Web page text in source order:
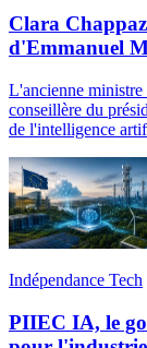
Clara
d'Emmanuel
L'ancienne
conseillère du
de l'intelligence
Indépendance Tech
PIIEC IA, le